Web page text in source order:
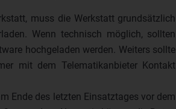
muss die Werkstatt grundsätzlich
Wenn technisch möglich, sollten
hochgeladen werden. Weiters sollte
mit dem Telematikanbieter Kontakt
Ende des letzten Einsatztages vor dem